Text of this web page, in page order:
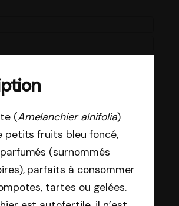
(Amelanchier alnifolia)
petits fruits bleu foncé,
(surnommés
parfaits à consommer
tartes ou gelées.